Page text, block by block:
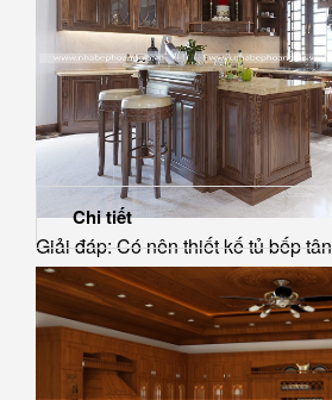
Giải đáp: Có nên thiết kế tủ bếp
Chi tiết